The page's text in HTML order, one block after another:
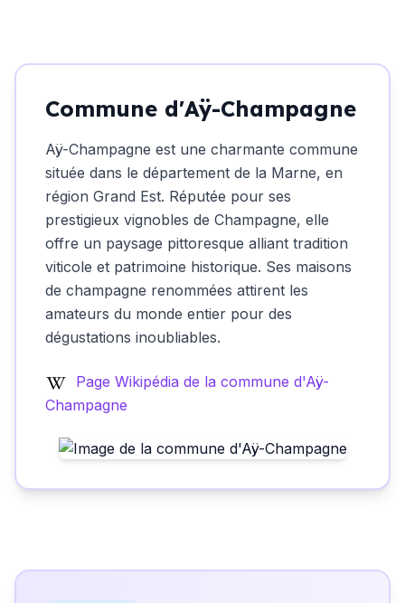
Commune d'Aÿ-Champagne
Aÿ-Champagne est une charmante commune
située dans le département de la Marne, en
région Grand Est. Réputée pour ses
prestigieux vignobles de Champagne, elle
offre un paysage pittoresque alliant tradition
viticole et patrimoine historique. Ses maisons
de champagne renommées attirent les
amateurs du monde entier pour des
dégustations inoubliables.
Page Wikipédia de la commune d'Aÿ-
Champagne